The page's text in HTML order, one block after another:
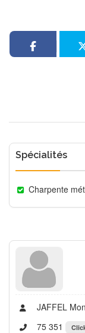
Spécialités
Charpente
JAFFEL
75 351